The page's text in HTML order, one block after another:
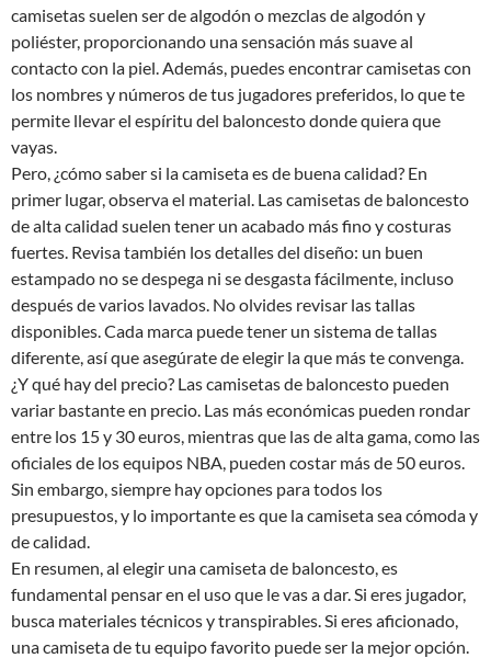
camisetas suelen ser de algodón o mezclas de algodón y
poliéster, proporcionando una sensación más suave al
contacto con la piel. Además, puedes encontrar camisetas con
los nombres y números de tus jugadores preferidos, lo que te
permite llevar el espíritu del baloncesto donde quiera que
vayas.
Pero, ¿cómo saber si la camiseta es de buena calidad? En
primer lugar, observa el material. Las camisetas de baloncesto
de alta calidad suelen tener un acabado más fino y costuras
fuertes. Revisa también los detalles del diseño: un buen
estampado no se despega ni se desgasta fácilmente, incluso
después de varios lavados. No olvides revisar las tallas
disponibles. Cada marca puede tener un sistema de tallas
diferente, así que asegúrate de elegir la que más te convenga.
¿Y qué hay del precio? Las camisetas de baloncesto pueden
variar bastante en precio. Las más económicas pueden rondar
entre los 15 y 30 euros, mientras que las de alta gama, como las
oficiales de los equipos NBA, pueden costar más de 50 euros.
Sin embargo, siempre hay opciones para todos los
presupuestos, y lo importante es que la camiseta sea cómoda y
de calidad.
En resumen, al elegir una camiseta de baloncesto, es
fundamental pensar en el uso que le vas a dar. Si eres jugador,
busca materiales técnicos y transpirables. Si eres aficionado,
una camiseta de tu equipo favorito puede ser la mejor opción.